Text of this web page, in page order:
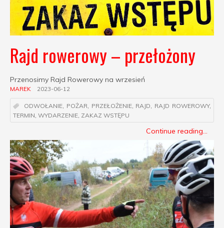
Rajd rowerowy – przełożony
Przenosimy Rajd Rowerowy na wrzesień
MAREK 2023-06-12
ODWOŁANIE, POŻAR, PRZEŁOŻENIE, RAJD, RAJD ROWEROWY,
TERMIN, WYDARZENIE, ZAKAZ WSTĘPU
Continue reading...